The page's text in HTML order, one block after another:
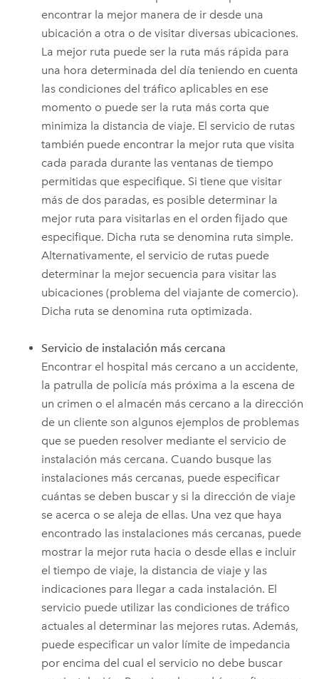
encontrar la mejor manera de ir desde una
ubicación a otra o de visitar diversas ubicaciones.
La mejor ruta puede ser la ruta más rápida para
una hora determinada del día teniendo en cuenta
las condiciones del tráfico aplicables en ese
momento o puede ser la ruta más corta que
minimiza la distancia de viaje. El servicio de rutas
también puede encontrar la mejor ruta que visita
cada parada durante las ventanas de tiempo
permitidas que especifique. Si tiene que visitar
más de dos paradas, es posible determinar la
mejor ruta para visitarlas en el orden fijado que
especifique. Dicha ruta se denomina ruta simple.
Alternativamente, el servicio de rutas puede
determinar la mejor secuencia para visitar las
ubicaciones (problema del viajante de comercio).
Dicha ruta se denomina ruta optimizada.
Servicio de instalación más cercana
Encontrar el hospital más cercano a un accidente,
la patrulla de policía más próxima a la escena de
un crimen o el almacén más cercano a la dirección
de un cliente son algunos ejemplos de problemas
que se pueden resolver mediante el servicio de
instalación más cercana. Cuando busque las
instalaciones más cercanas, puede especificar
cuántas se deben buscar y si la dirección de viaje
se acerca o se aleja de ellas. Una vez que haya
encontrado las instalaciones más cercanas, puede
mostrar la mejor ruta hacia o desde ellas e incluir
el tiempo de viaje, la distancia de viaje y las
indicaciones para llegar a cada instalación. El
servicio puede utilizar las condiciones de tráfico
actuales al determinar las mejores rutas. Además,
puede especificar un valor límite de impedancia
por encima del cual el servicio no debe buscar